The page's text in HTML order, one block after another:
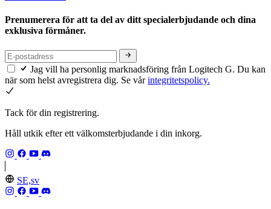
Prenumerera för att ta del av ditt specialerbjudande och dina
exklusiva förmåner.
Jag vill ha personlig marknadsföring från Logitech G. Du kan
när som helst avregistrera dig. Se vårintegritetspolicy.
Tack för din registrering.
Håll utkik efter ett välkomsterbjudande i din inkorg.
SE,sv